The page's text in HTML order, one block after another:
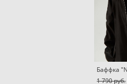
Баффка
1 790 pуб.